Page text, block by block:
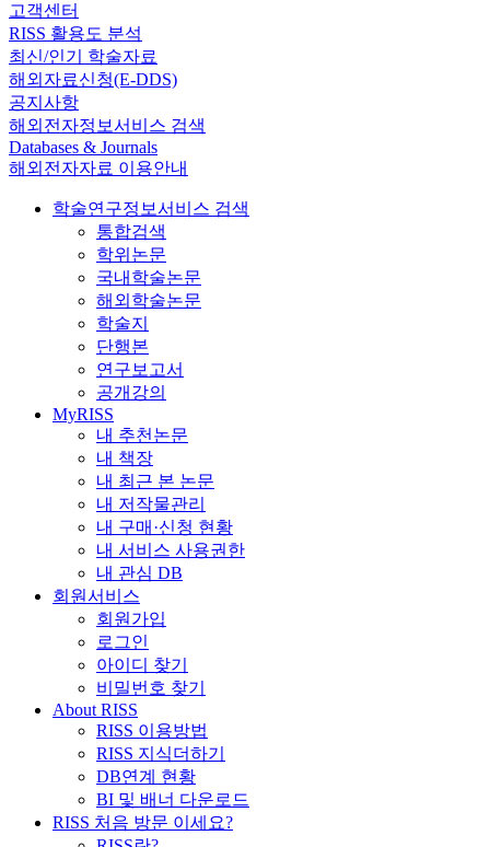
고객센터
RISS 활용도 분석
최신/인기 학술자료
해외자료신청(E-DDS)
공지사항
해외전자정보서비스 검색
Databases & Journals
해외전자자료 이용안내
학술연구정보서비스 검색
통합검색
학위논문
국내학술논문
해외학술논문
학술지
단행본
연구보고서
공개강의
MyRISS
내 추천논문
내 책장
내 최근 본 논문
내 저작물관리
내 구매·신청 현황
내 서비스 사용권한
내 관심 DB
회원서비스
회원가입
로그인
아이디 찾기
비밀번호 찾기
About RISS
RISS 이용방법
RISS 지식더하기
DB연계 현황
BI 및 배너 다운로드
RISS 처음 방문 이세요?